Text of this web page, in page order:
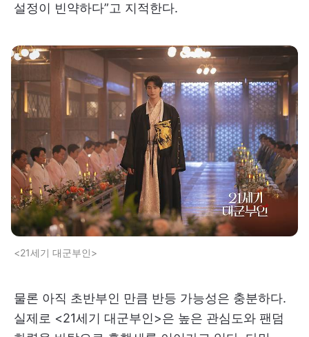
설정이 빈약하다”고 지적한다.
<21세기 대군부인>
물론 아직 초반부인 만큼 반등 가능성은 충분하다.
실제로 <21세기 대군부인>은 높은 관심도와 팬덤